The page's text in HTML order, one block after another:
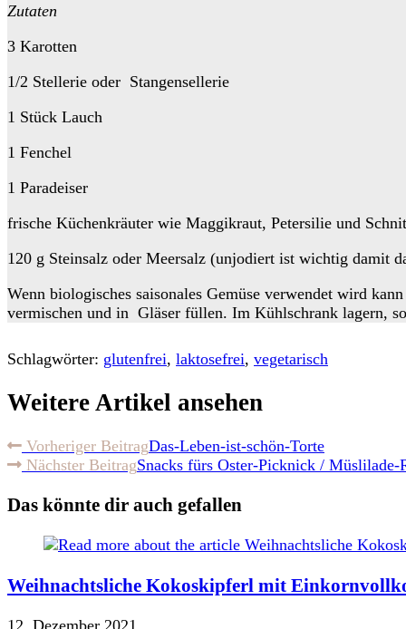
Zutaten
3 Karotten
1/2 Stellerie oder Stangensellerie
1 Stück Lauch
1 Fenchel
1 Paradeiser
frische Küchenkräuter wie Maggikraut, Petersilie und
120 g Steinsalz oder Meersalz (unjodiert ist wichtig damit
Wenn biologisches saisonales Gemüse verwendet wird
vermischen und in Gläser füllen. Im Kühlschrank lagern,
Schlagwörter: glutenfrei, laktosefrei, vegetarisch
Weitere Artikel ansehen
Vorheriger BeitragDas-Leben-ist-schön-Torte
Nächster BeitragSnacks fürs Oster-Picknick /
Das könnte dir auch gefallen
Weihnachtsliche Kokoskipferl mit
12. Dezember 2021